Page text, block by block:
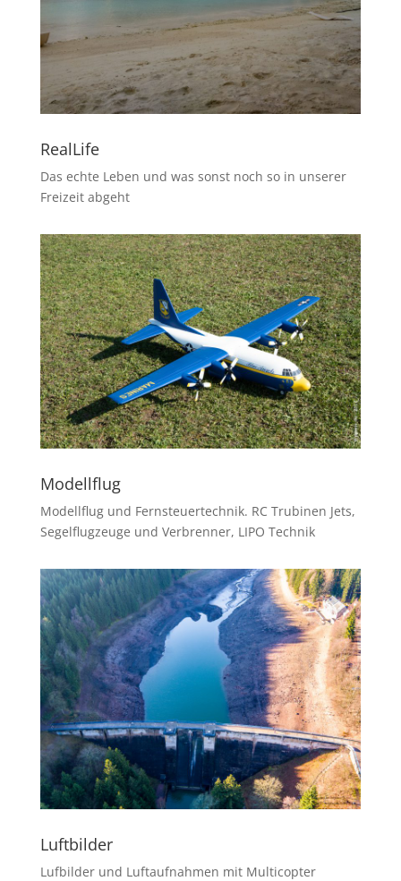
RealLife
Das echte Leben und was sonst noch so in unserer
Freizeit abgeht
Modellflug
Modellflug und Fernsteuertechnik. RC Trubinen Jets,
Segelflugzeuge und Verbrenner, LIPO Technik
Luftbilder
Lufbilder und Luftaufnahmen mit Multicopter